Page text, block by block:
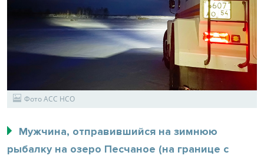
Фото АСС НСО
Мужчина, отправившийся на зимнюю
рыбалку на озеро Песчаное (на границе с